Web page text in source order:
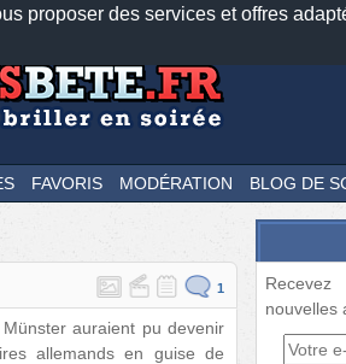
proposer des services et offres
Newsletter Facebook
TwitterFeeds
FAVORIS MODÉRATION BLOG DE
1
auraient pu devenir
allemands en guise de
nouvelles